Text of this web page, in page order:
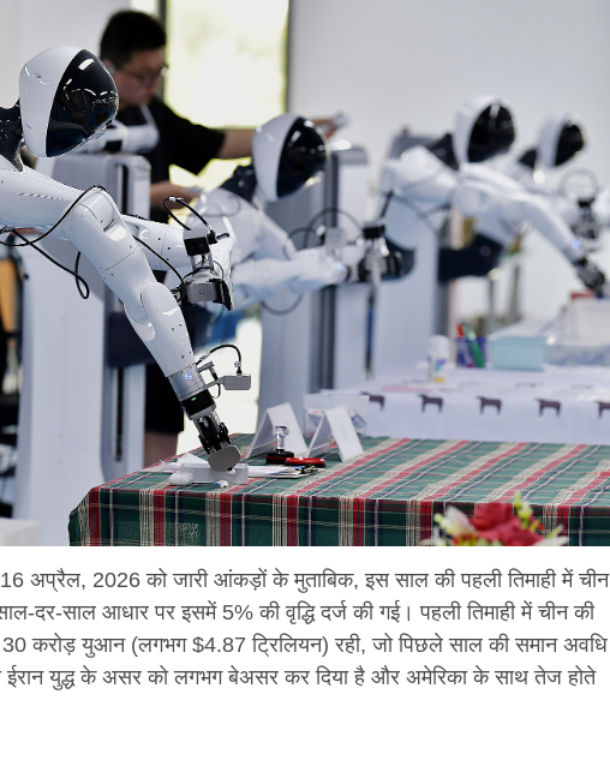
16 अप्रैल, 2026 को जारी आंकड़ों के मुताबिक, इस साल की पहली तिमाही में चीन
दर-साल आधार पर इसमें 5% की वृद्धि दर्ज की गई। पहली तिमाही में चीन की
करोड़ युआन (लगभग $4.87 ट्रिलियन) रही, जो पिछले साल की समान अवधि
युद्ध के असर को लगभग बेअसर कर दिया है और अमेरिका के साथ तेज होते